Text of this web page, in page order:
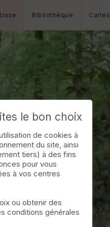
Bibliothèque Cartes
le bon choix
de cookies à
du site, ainsi
tiers) à des fins
pour vous
à vos centres
ou obtenir des
conditions générales